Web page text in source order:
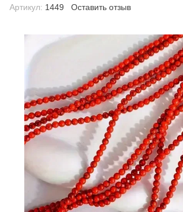
Артикул: 1449 Оставить отзыв